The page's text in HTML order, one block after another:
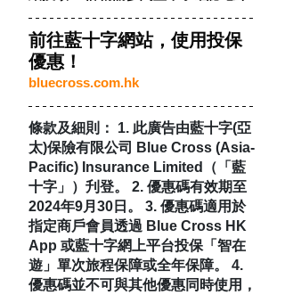
前往藍十字網站，使用投保
優惠！
bluecross.com.hk
條款及細則： 1. 此廣告由藍十字(亞
太)保險有限公司 Blue Cross (Asia-
Pacific) Insurance Limited（「藍
十字」）刋登。 2. 優惠碼有效期至
2024年9月30日。 3. 優惠碼適用於
指定商戶會員透過 Blue Cross HK
App 或藍十字網上平台投保「智在
遊」單次旅程保障或全年保障。 4.
優惠碼並不可與其他優惠同時使用，